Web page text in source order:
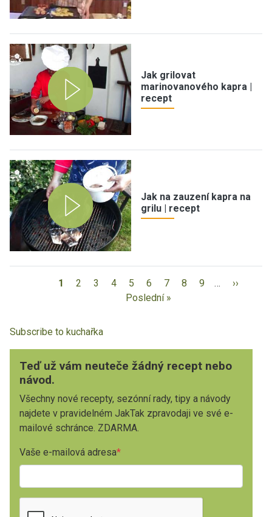
Jak grilovat
marinovanového kapra |
recept
Jak na zauzení kapra na
grilu | recept
1 2 3 4 5 6 7 8 9 …
››
Poslední »
Subscribe to kuchařka
Teď už vám neuteče žádný recept nebo
návod.
Všechny nové recepty, sezónní rady, tipy a návody
najdete v pravidelném JakTak zpravodaji ve své e-
mailové schránce. ZDARMA.
Vaše e-mailová adresa